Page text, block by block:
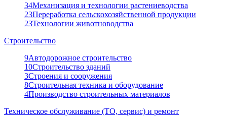
34Механизация и технологии растениеводства
23Переработка сельскохозяйственной продукции
23Технологии животноводства
Строительство
9Автодорожное строительство
10Строительство зданий
3Строения и сооружения
8Строительная техника и оборудование
4Производство строительных материалов
Техническое обслуживание (ТО, сервис) и ремонт